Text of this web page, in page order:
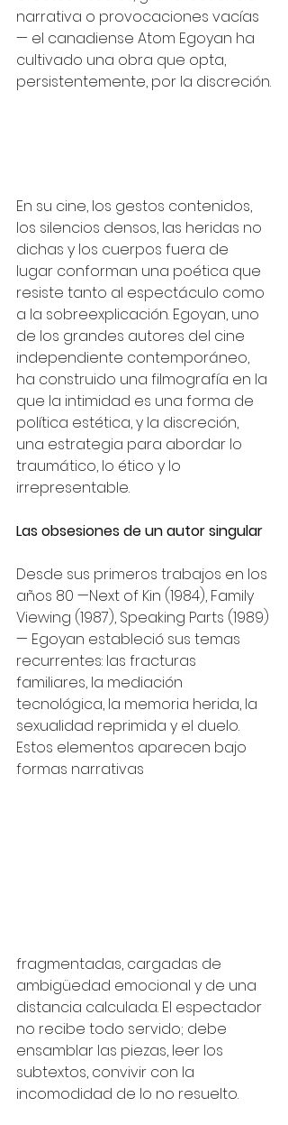
narrativa o provocaciones vacías
— el canadiense Atom Egoyan ha
cultivado una obra que opta,
persistentemente, por la discreción.
En su cine, los gestos contenidos,
los silencios densos, las heridas no
dichas y los cuerpos fuera de
lugar conforman una poética que
resiste tanto al espectáculo como
a la sobreexplicación. Egoyan, uno
de los grandes autores del cine
independiente contemporáneo,
ha construido una filmografía en la
que la intimidad es una forma de
política estética, y la discreción,
una estrategia para abordar lo
traumático, lo ético y lo
irrepresentable.
Las obsesiones de un autor singular
Desde sus primeros trabajos en los
años 80 —Next of Kin (1984), Family
Viewing (1987), Speaking Parts (1989)
— Egoyan estableció sus temas
recurrentes: las fracturas
familiares, la mediación
tecnológica, la memoria herida, la
sexualidad reprimida y el duelo.
Estos elementos aparecen bajo
formas narrativas
fragmentadas, cargadas de
ambigüedad emocional y de una
distancia calculada. El espectador
no recibe todo servido; debe
ensamblar las piezas, leer los
subtextos, convivir con la
incomodidad de lo no resuelto.